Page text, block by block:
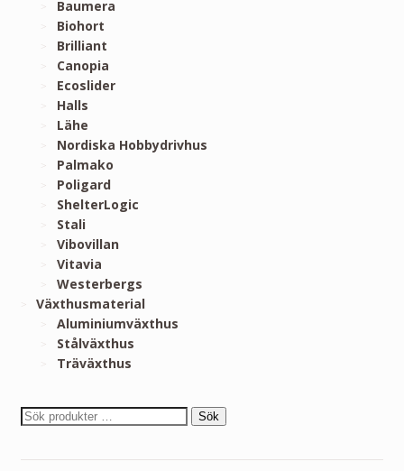
Baumera
Biohort
Brilliant
Canopia
Ecoslider
Halls
Lähe
Nordiska Hobbydrivhus
Palmako
Poligard
ShelterLogic
Stali
Vibovillan
Vitavia
Westerbergs
Växthusmaterial
Aluminiumväxthus
Stålväxthus
Träväxthus
Sök